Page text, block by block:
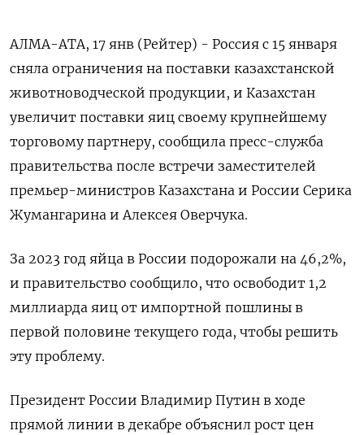
АЛМА-АТА, 17 янв (Рейтер) - Россия с 15 января
сняла ограничения на поставки казахстанской
животноводческой продукции, и Казахстан
увеличит поставки яиц своему крупнейшему
торговому партнеру, сообщила пресс-служба
правительства после встречи заместителей
премьер-министров Казахстана и России Серика
Жумангарина и Алексея Оверчука.
За 2023 год яйца в России подорожали на 46,2%,
и правительство сообщило, что освободит 1,2
миллиарда яиц от импортной пошлины в
первой половине текущего года, чтобы решить
эту проблему.
Президент России Владимир Путин в ходе
прямой линии в декабре объяснил рост цен